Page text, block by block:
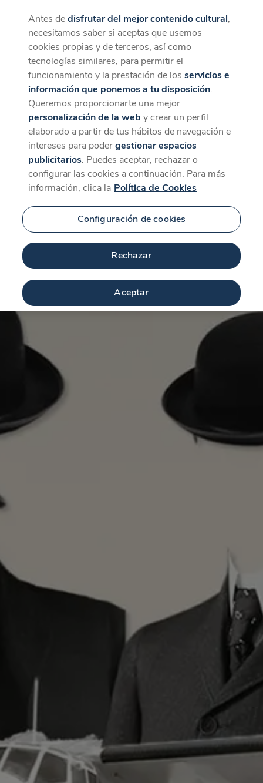
CaixaForum+
La mejor experiencia desde la App
Descargar
Antes dedisfrutar del mejor contenido cultural,
necesitamos saber si aceptas que usemos
cookies propias y de terceros, así como
tecnologías similares, para permitir el
funcionamiento y la prestación de losservicios e
información que ponemos a tu disposición.
Queremos proporcionarte una mejor
personalización de la web y crear un perfil
elaborado a partir de tus hábitos de navegación e
intereses para podergestionar espacios
publicitarios. Puedes aceptar, rechazar o
configurar las cookies a continuación. Para más
información, clica la Política de Cookies
Configuración de cookies
Rechazar
Aceptar